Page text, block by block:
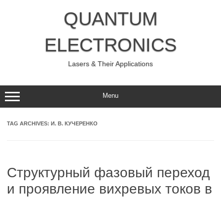
QUANTUM
ELECTRONICS
Lasers & Their Applications
Menu
TAG ARCHIVES: И. В. КУЧЕРЕНКО
Структурный фазовый переход
и проявление вихревых токов в